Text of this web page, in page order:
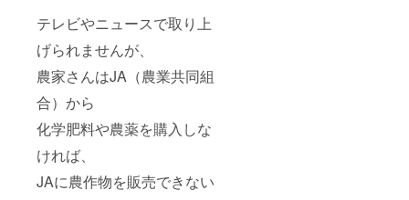
テレビやニュースで取り上
げられませんが、
農家さんはJA（農業共同組
合）から
化学肥料や農薬を購入しな
ければ、
JAに農作物を販売できない